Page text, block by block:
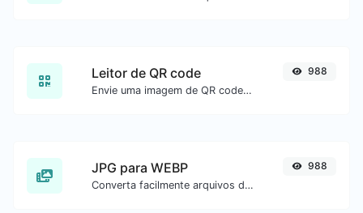
Leitor de QR code
Envie uma imagem de QR code e extraia os dados.
988
JPG para WEBP
Converta facilmente arquivos de imagem JPG para WEBP.
988